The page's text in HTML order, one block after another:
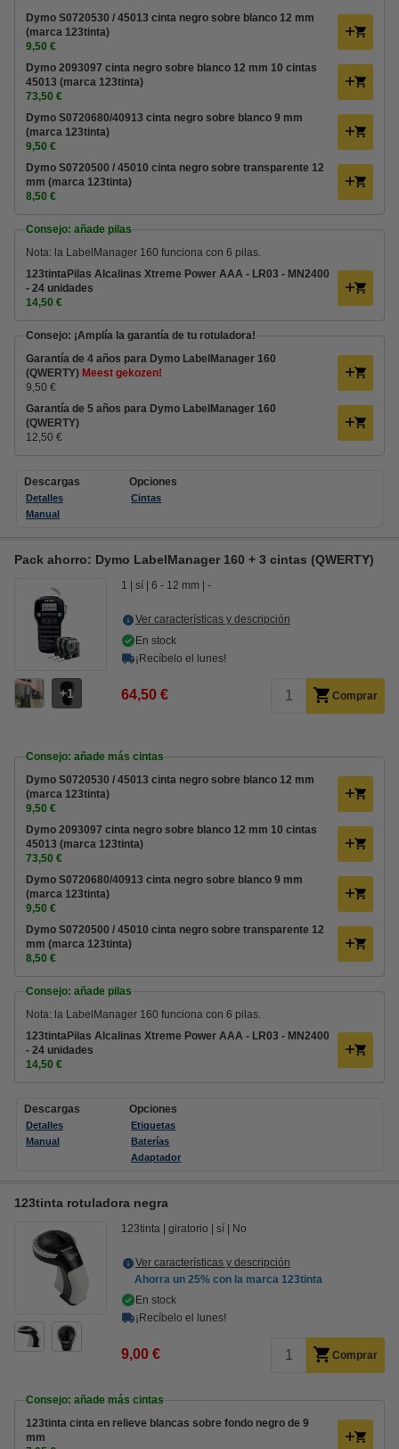
Dymo S0720530 / 45013 cinta negro sobre blanco 12 mm
(marca 123tinta)
9,50 €
Dymo 2093097 cinta negro sobre blanco 12 mm 10 cintas
45013 (marca 123tinta)
73,50 €
Dymo S0720680/40913 cinta negro sobre blanco 9 mm
(marca 123tinta)
9,50 €
Dymo S0720500 / 45010 cinta negro sobre transparente 12
mm (marca 123tinta)
8,50 €
Consejo: añade pilas
Nota: la LabelManager 160 funciona con 6 pilas.
123tintaPilas Alcalinas Xtreme Power AAA - LR03 - MN2400
- 24 unidades
14,50 €
Consejo: ¡Amplía la garantía de tu rotuladora!
Garantía de 4 años para Dymo LabelManager 160
(QWERTY) Meest gekozen!
9,50 €
Garantía de 5 años para Dymo LabelManager 160
(QWERTY)
12,50 €
Descargas
Detalles
Manual
Opciones
Cintas
Pack ahorro: Dymo LabelManager 160 + 3 cintas (QWERTY)
1
1 sí 6 - 12 mm -
Ver características y descripción
En stock
¡Recíbelo el lunes!
64,50 € Comprar
Consejo: añade más cintas
Dymo S0720530 / 45013 cinta negro sobre blanco 12 mm
(marca 123tinta)
9,50 €
Dymo 2093097 cinta negro sobre blanco 12 mm 10 cintas
45013 (marca 123tinta)
73,50 €
Dymo S0720680/40913 cinta negro sobre blanco 9 mm
(marca 123tinta)
9,50 €
Dymo S0720500 / 45010 cinta negro sobre transparente 12
mm (marca 123tinta)
8,50 €
Consejo: añade pilas
Nota: la LabelManager 160 funciona con 6 pilas.
123tintaPilas Alcalinas Xtreme Power AAA - LR03 - MN2400
- 24 unidades
14,50 €
Descargas
Detalles
Manual
Opciones
Etiquetas
Baterías
Adaptador
123tinta rotuladora negra
123tinta giratorio sí No
Ver características y descripción
Ahorra un 25% con la marca 123tinta
En stock
¡Recíbelo el lunes!
9,00 € Comprar
Consejo: añade más cintas
123tinta cinta en relieve blancas sobre fondo negro de 9
mm